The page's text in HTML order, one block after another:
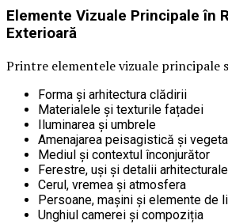
Elemente Vizuale Principale în
Exterioară
Printre elementele vizuale principale
Forma și arhitectura clădirii
Materialele și texturile fațadei
Iluminarea și umbrele
Amenajarea peisagistică și
Mediul și contextul înconjurător
Ferestre, uși și detalii arhitecturale
Cerul, vremea și atmosfera
Persoane, mașini și elemente de
Unghiul camerei și compoziția